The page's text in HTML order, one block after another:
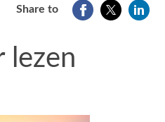
Share to
lezen